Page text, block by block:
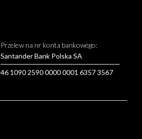
Przelew na nr konta bankowego:
Santander Bank Polska SA
46 1090 2590 0000 0001 6357 3567